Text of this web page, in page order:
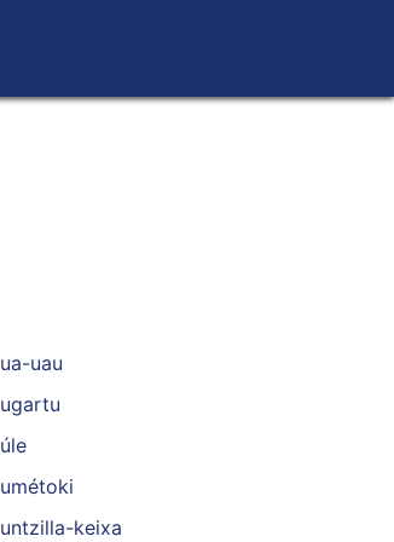
ua-uau
ugartu
úle
umétoki
untzilla-keixa